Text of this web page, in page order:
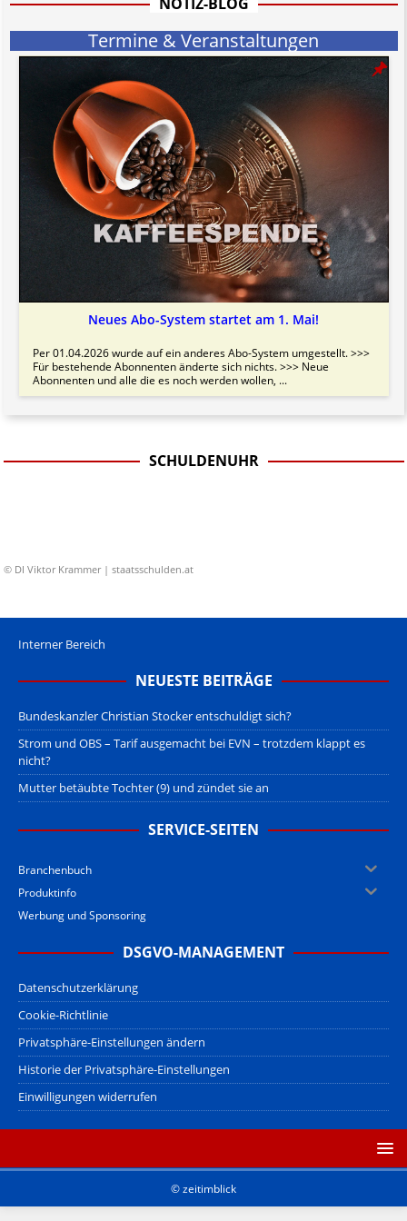
Termine & Veranstaltungen
Neues Abo-System startet am 1. Mai!
Per 01.04.2026 wurde auf ein anderes Abo-System umgestellt. >>>
Für bestehende Abonnenten änderte sich nichts. >>> Neue
Abonnenten und alle die es noch werden wollen, ...
SCHULDENUHR
© DI Viktor Krammer | staatsschulden.at
Interner Bereich
NEUESTE BEITRÄGE
Bundeskanzler Christian Stocker entschuldigt sich?
Strom und OBS – Tarif ausgemacht bei EVN – trotzdem klappt es
nicht?
Mutter betäubte Tochter (9) und zündet sie an
SERVICE-SEITEN
Branchenbuch
Produktinfo
Werbung und Sponsoring
DSGVO-MANAGEMENT
Datenschutzerklärung
Cookie-Richtlinie
Privatsphäre-Einstellungen ändern
Historie der Privatsphäre-Einstellungen
Einwilligungen widerrufen
© zeitimblick